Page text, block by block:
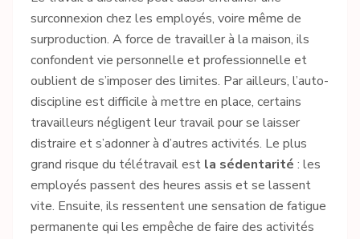
surconnexion chez les employés, voire même de
surproduction. A force de travailler à la maison, ils
confondent vie personnelle et professionnelle et
oublient de s’imposer des limites. Par ailleurs, l’auto-
discipline est difficile à mettre en place, certains
travailleurs négligent leur travail pour se laisser
distraire et s’adonner à d’autres activités. Le plus
grand risque du télétravail est la sédentarité : les
employés passent des heures assis et se lassent
vite. Ensuite, ils ressentent une sensation de fatigue
permanente qui les empêche de faire des activités